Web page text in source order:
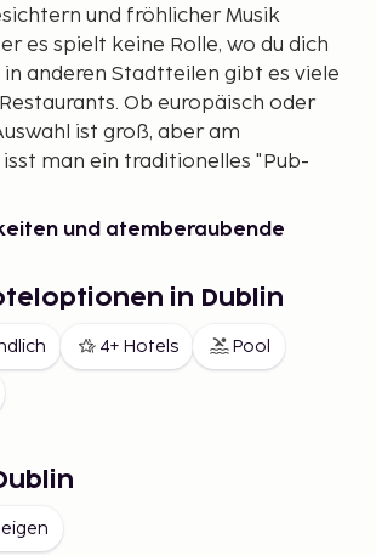
und fröhlicher Musik
es spielt keine Rolle, wo du dich
in anderen Stadtteilen gibt es viele
Ob europäisch oder
ist groß, aber am
man ein traditionelles "Pub-
und atemberaubende
Möglichkeit, die Stadt zu
hält unter anderem bei einem der
Orte in Dublin, der Guinness-
du mehr über deren
Besuch mit einem leckeren
über die Stadt hast.
in Dublin
4+ Hotels Pool